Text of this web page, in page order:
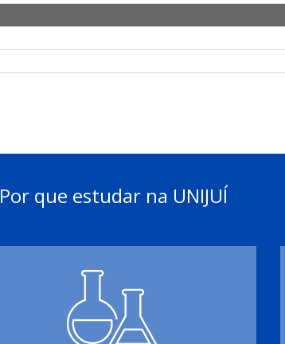
Por que estudar na UNIJUÍ